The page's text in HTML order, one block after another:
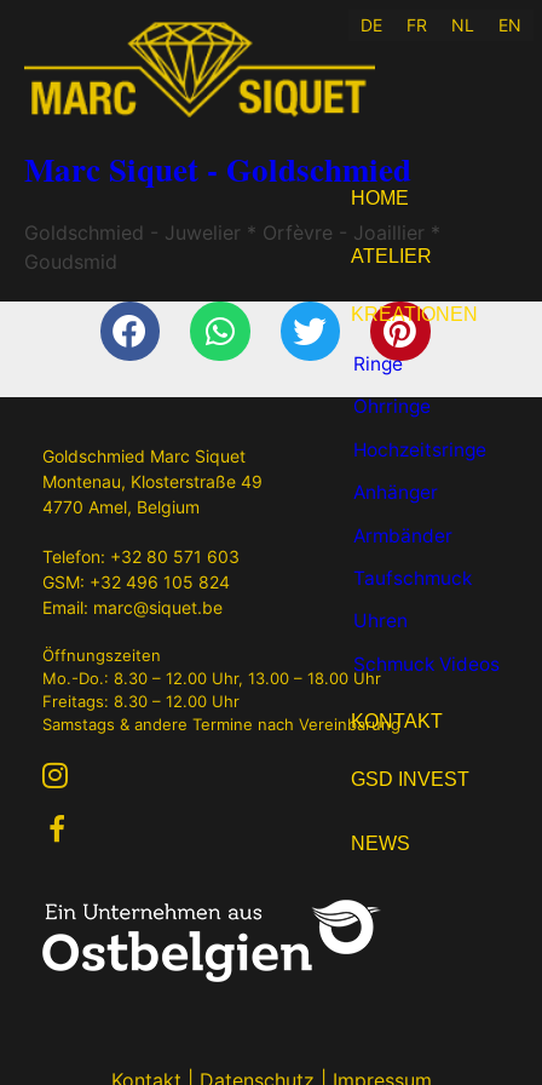
Marc Siquet - Goldschmied
Goldschmied - Juwelier * Orfèvre - Joaillier *
Goudsmid
DE FR NL EN
HOME
ATELIER
KREATIONEN
Ringe
Ohrringe
Hochzeitsringe
Anhänger
Armbänder
Taufschmuck
Uhren
Schmuck Videos
KONTAKT
GSD INVEST
NEWS
Goldschmied Marc Siquet
Montenau, Klosterstraße 49
4770 Amel, Belgium
Telefon: +32 80 571 603
GSM: +32 496 105 824
Email: marc@siquet.be
Öffnungszeiten
Mo.-Do.: 8.30 – 12.00 Uhr, 13.00 – 18.00 Uhr
Freitags: 8.30 – 12.00 Uhr
Samstags & andere Termine nach Vereinbarung